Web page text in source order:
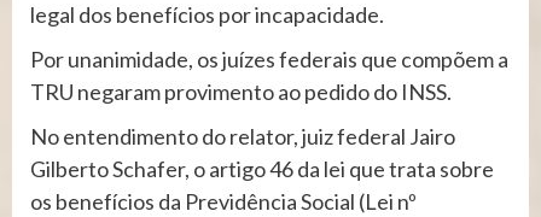
legal dos benefícios por incapacidade.
Por unanimidade, os juízes federais que compõem a
TRU negaram provimento ao pedido do INSS.
No entendimento do relator, juiz federal Jairo
Gilberto Schafer, o artigo 46 da lei que trata sobre
os benefícios da Previdência Social (Lei nº